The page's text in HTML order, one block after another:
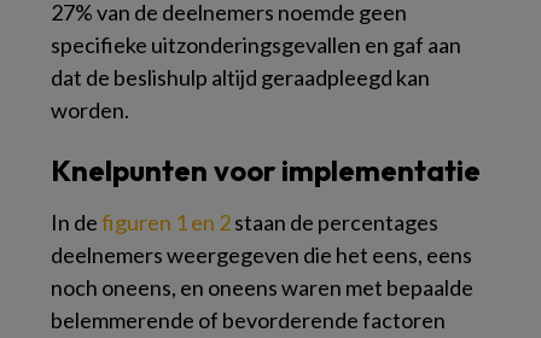
27% van de deelnemers noemde geen
specifieke uitzonderingsgevallen en gaf aan
dat de beslishulp altijd geraadpleegd kan
worden.
Knelpunten voor implementatie
In defiguren 1 en 2staan de percentages
deelnemers weergegeven die het eens, eens
noch oneens, en oneens waren met bepaalde
belemmerende of bevorderende factoren